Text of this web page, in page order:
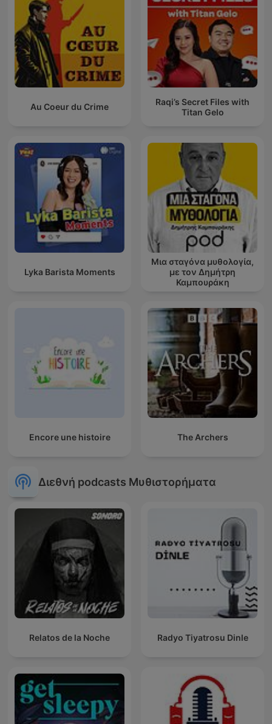
Au Coeur du Crime
Raqi’s Secret Files with
Titan Gelo
Lyka Barista Moments
Μια σταγόνα μυθολογία,
με τον Δημήτρη
Καμπουράκη
Encore une histoire The Archers
Διεθνή podcasts Μυθιστορήματα
Relatos de la Noche Radyo Tiyatrosu Dinle